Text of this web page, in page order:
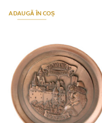
ADAUGĂ ÎN COȘ